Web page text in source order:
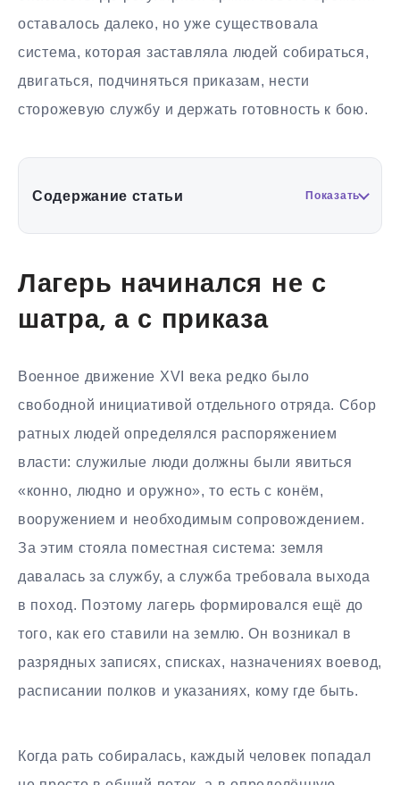
оставалось далеко, но уже существовала
система, которая заставляла людей собираться,
двигаться, подчиняться приказам, нести
сторожевую службу и держать готовность к бою.
Содержание статьи Показать
Лагерь начинался не с
шатра, а с приказа
Военное движение XVI века редко было
свободной инициативой отдельного отряда. Сбор
ратных людей определялся распоряжением
власти: служилые люди должны были явиться
«конно, людно и оружно», то есть с конём,
вооружением и необходимым сопровождением.
За этим стояла поместная система: земля
давалась за службу, а служба требовала выхода
в поход. Поэтому лагерь формировался ещё до
того, как его ставили на землю. Он возникал в
разрядных записях, списках, назначениях воевод,
расписании полков и указаниях, кому где быть.
Когда рать собиралась, каждый человек попадал